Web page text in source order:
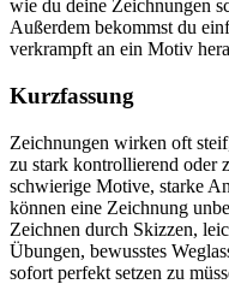
wie du deine Zeichnungen
Außerdem bekommst du
verkrampft an ein Motiv
Kurzfassung
Zeichnungen wirken oft
zu stark kontrollierend oder
schwierige Motive, starke
können eine Zeichnung
Zeichnen durch Skizzen,
Übungen, bewusstes
sofort perfekt setzen zu